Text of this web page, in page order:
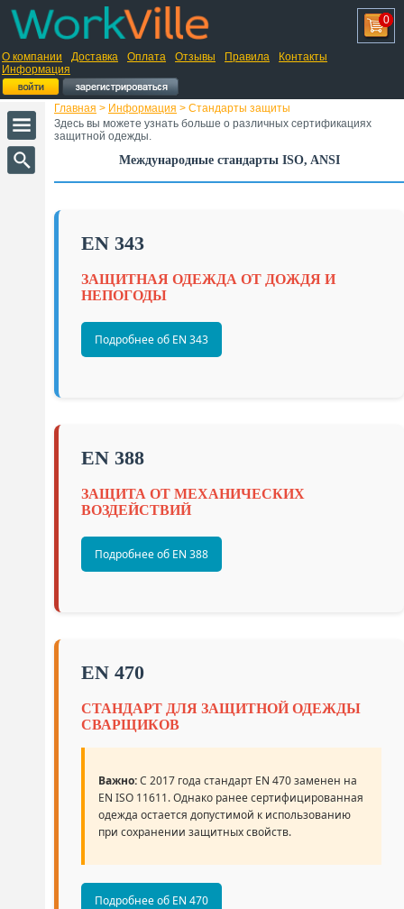
О компании Доставка Оплата Отзывы Правила
Контакты
Информация
0
Главная > Информация > Стандарты защиты
Здесь вы можете узнать больше о различных сертификациях
защитной одежды.
Международные стандарты ISO, ANSI
EN 343
ЗАЩИТНАЯ ОДЕЖДА ОТ ДОЖДЯ И
НЕПОГОДЫ
Подробнее об EN 343
EN 388
ЗАЩИТА ОТ МЕХАНИЧЕСКИХ
ВОЗДЕЙСТВИЙ
Подробнее об EN 388
EN 470
СТАНДАРТ ДЛЯ ЗАЩИТНОЙ ОДЕЖДЫ
СВАРЩИКОВ
Важно:С 2017 года стандарт EN 470 заменен на
EN ISO 11611. Однако ранее сертифицированная
одежда остается допустимой к использованию
при сохранении защитных свойств.
Подробнее об EN 470